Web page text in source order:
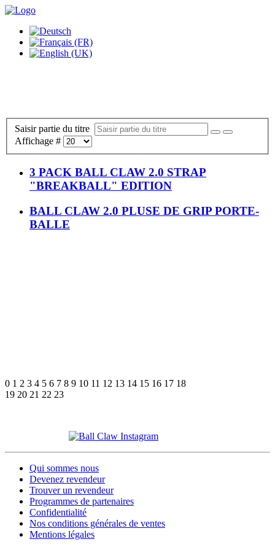
Saisir partie du titre
Affichage #
3 PACK BALL CLAW 2.0 STRAP
"BREAKBALL" EDITION
BALL CLAW 2.0 PLUSE DE GRIP PORTE-
BALLE
0 1 2 3 4 5 6 7 8 9 10 11 12 13 14 15 16 17 18
19 20 21 22 23
Qui sommes nous
Devenez revendeur
Trouver un revendeur
Programmes de partenaires
Confidentialité
Nos conditions générales de ventes
Mentions légales